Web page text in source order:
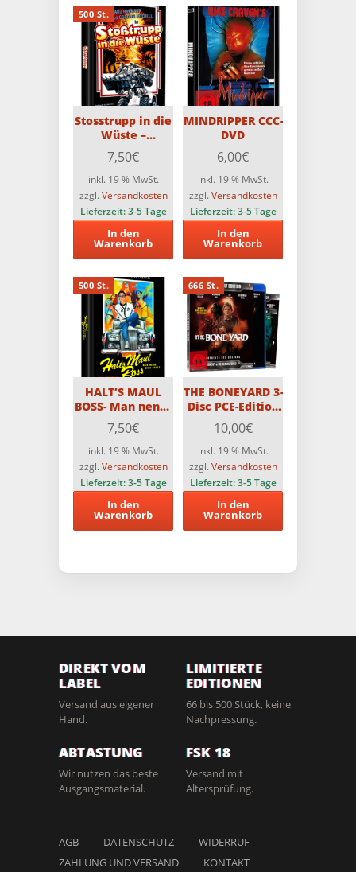
500 St.
Stosstrupp in die
Wüste –
Mediabook –
Limitiert auf 500
Stück (Blu-
ray+DVD)
7,50€
inkl. 19 % MwSt.
zzgl. Versandkosten
Lieferzeit:3-5 Tage
In den
Warenkorb
MINDRIPPER CCC-
DVD
6,00€
inkl. 19 % MwSt.
zzgl. Versandkosten
Lieferzeit:3-5 Tage
In den
Warenkorb
500 St.
HALT’S MAUL
BOSS- Man nennt
mich Bruce / 2-
Disc MediaBook
Edition mit Blu-
ray und DVD –
Limitiert auf 500
Stück
7,50€
inkl. 19 % MwSt.
zzgl. Versandkosten
Lieferzeit:3-5 Tage
In den
Warenkorb
666 St.
THE BONEYARD 3-
Disc PCE-Edition
im Schuber (1 x
Blu-ray, 2 x DVD)
Limitiert auf 666
Stück
10,00€
inkl. 19 % MwSt.
zzgl. Versandkosten
Lieferzeit:3-5 Tage
In den
Warenkorb
DIREKT VOM
LABEL
Versand aus eigener
Hand.
LIMITIERTE
EDITIONEN
66 bis 500 Stück, keine
Nachpressung.
ABTASTUNG
Wir nutzen das beste
Ausgangsmaterial.
FSK 18
Versand mit
Altersprüfung.
AGB DATENSCHUTZ
WIDERRUF
ZAHLUNG UND VERSAND
KONTAKT